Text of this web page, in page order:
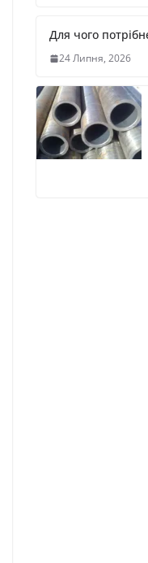
Для чого
24 Липня, 2026